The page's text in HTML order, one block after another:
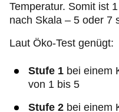
Temperatur. Somit ist
nach Skala – 5 oder 7
Laut Öko-Test genügt:
Stufe 1 bei einem
von 1 bis 5
Stufe 2 bei einem